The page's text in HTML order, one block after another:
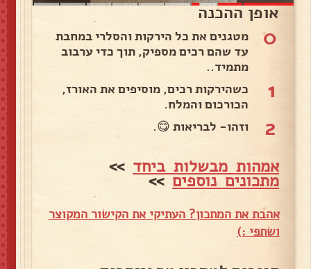
אופן ההכנה
0
מטגנים את כל הירקות והסלרי במחבת
עד שהם רכים מספיק, תוך כדי ערבוב
מתמיד..
1
כשהירקות רכים, מוסיפים את האורז,
הכורכום והמלח.
2 וזהו- לבריאות 😋.
אמהות מבשלות ביחד >>
מתכונים נוספים>>
אהבת את המתכון? העתיקי את הקישור המקוצר
ושתפי :)